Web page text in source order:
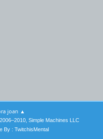
joan ▲
Simple Machines LLC
By : TwitchisMental